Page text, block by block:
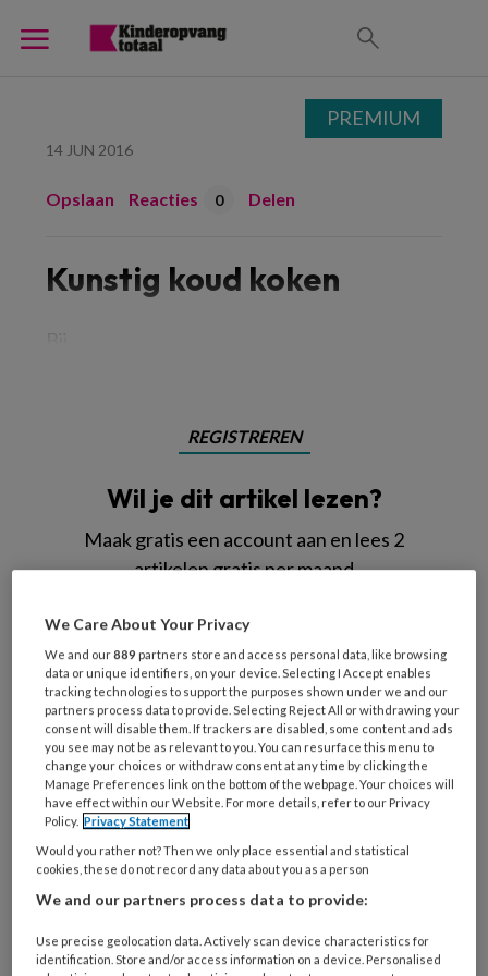
14 JUN 2016
Opslaan Reacties 0 Delen
Kunstig koud koken
REGISTREREN
Wil je dit artikel lezen?
Maak gratis een account aan en lees 2
artikelen gratis per maand
Al een account of abonnement?
Wat
is
je
e-
mailadres?
* *
Kies
je
wachtwoord*
Kies
functie *
Bij
PREMIUM
We Care About Your Privacy
We and our889 partners store and access personal data, like browsing
data or unique identifiers, on your device. Selecting I Accept enables
tracking technologies to support the purposes shown under we and our
partners process data to provide. Selecting Reject All or withdrawing your
consent will disable them. If trackers are disabled, some content and ads
you see may not be as relevant to you. You can resurface this menu to
change your choices or withdraw consent at any time by clicking the
Manage Preferences link on the bottom of the webpage. Your choices will
have effect within our Website. For more details, refer to our Privacy
Policy. Privacy Statement
Would you rather not? Then we only place essential and statistical
cookies, these do not record any data about you as a person
We and our partners process data to provide:
Use precise geolocation data. Actively scan device characteristics for
identification. Store and/or access information on a device. Personalised